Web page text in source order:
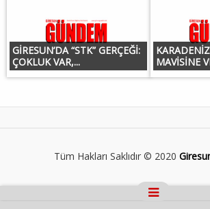
GİRESUN’DA “STK” GERÇEĞİ:
ÇOKLUK VAR,...
MAVİSİNE
Tüm Hakları Saklıdır © 2020